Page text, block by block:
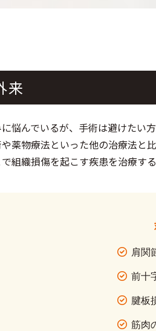
来
悩んでいるが、手術は避けたい
薬物療法といった他の治療法と
組織損傷を起こす疾患を治療する
肩関
前十
腱板
筋肉